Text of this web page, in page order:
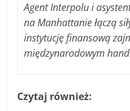
Agent Interpolu i
na Manhattanie łączą
instytucję finansową
międzynarodowym
Czytaj również: